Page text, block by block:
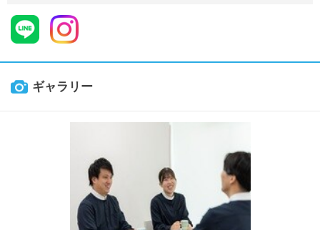
ギャラリー